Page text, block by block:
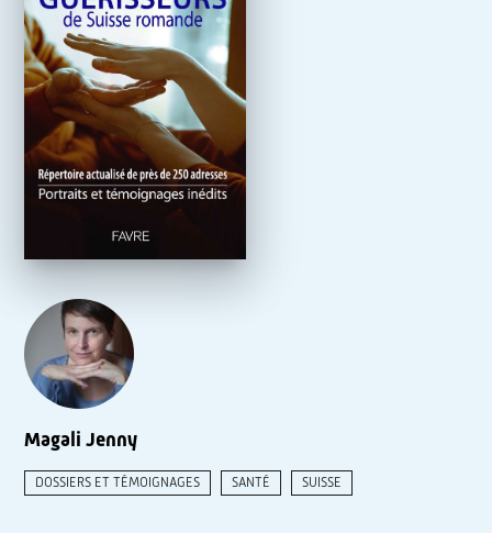
Magali Jenny
DOSSIERS ET TÉMOIGNAGES SANTÉ SUISSE